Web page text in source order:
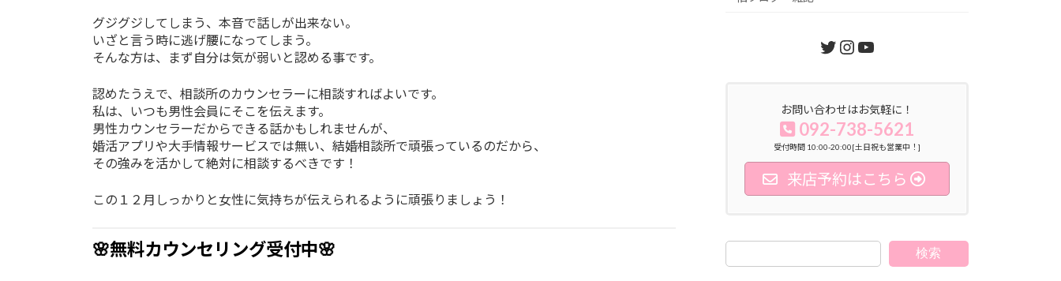
グジグジしてしまう、本音で話しが出来ない。
いざと言う時に逃げ腰になってしまう。
そんな方は、まず自分は気が弱いと認める事です。
認めたうえで、相談所のカウンセラーに相談すればよいです。
私は、いつも男性会員にそこを伝えます。
男性カウンセラーだからできる話かもしれませんが、
婚活アプリや大手情報サービスでは無い、結婚相談所で頑張っているのだから、
その強みを活かして絶対に相談するべきです！
この１２月しっかりと女性に気持ちが伝えられるように頑張りましょう！
🌸無料カウンセリング受付中🌸
Twitter
Instagram
YouTube
お問い合わせはお気軽に！
092-738-5621
受付時間 10:00-20:00[土日祝も営業中！]
来店予約はこちら
検索